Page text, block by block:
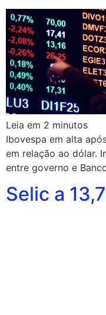
Leia em 2 minutos
Ibovespa em alta
em relação ao dólar.
entre governo e
Selic a